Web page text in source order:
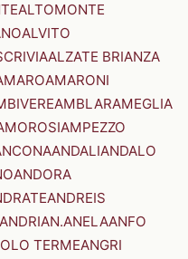
ALTOMONTE
ALVITO
ALZATE BRIANZA
AMARONI
AMBLARAMEGLIA
AMPEZZO
ANDALIANDALO
ANDORA
ANDREIS
ANELAANFO
TERMEANGRI